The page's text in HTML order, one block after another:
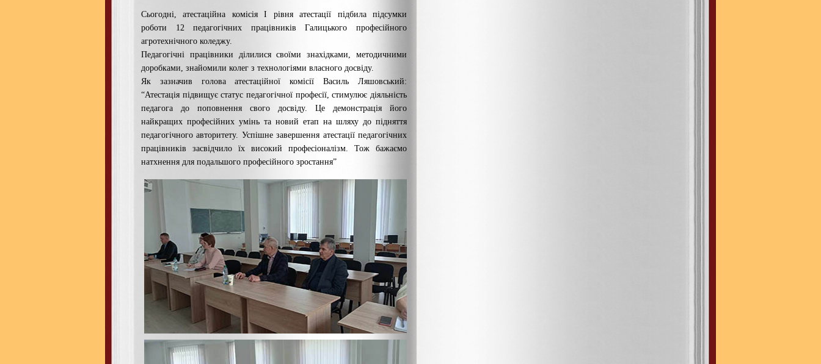
Сьогодні, атестаційна комісія І рівня атестації підбила підсумки
роботи 12 педагогічних працівників Галицького професійного
агротехнічного коледжу.
Педагогічні працівники ділилися своїми знахідками, методичними
доробками, знайомили колег з технологіями власного досвіду.
Як зазначив голова атестаційної комісії Василь Ляшовський:
“Атестація підвищує статус педагогічної професії, стимулює діяльність
педагога до поповнення свого досвіду. Це демонстрація його
найкращих професійних умінь та новий етап на шляху до підняття
педагогічного авторитету. Успішне завершення атестації педагогічних
працівників засвідчило їх високий професіоналізм. Тож бажаємо
натхнення для подальшого професійного зростання”